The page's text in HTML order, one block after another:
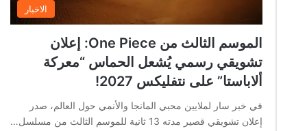
الاخبار
الموسم الثالث من One Piece: إعلان
تشويقي رسمي يُشعل الحماس “معركة
ألاباستا” على نتفليكس 2027!
في خبر سار لملايين محبي المانجا والأنمي حول العالم، صدر
إعلان تشويقي قصير مدته 13 ثانية للموسم الثالث من مسلسل…